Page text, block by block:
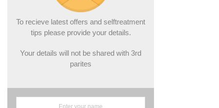
To recieve latest offers and selftreatment
tips please provide your details.
Your details will not be shared with 3rd
parites